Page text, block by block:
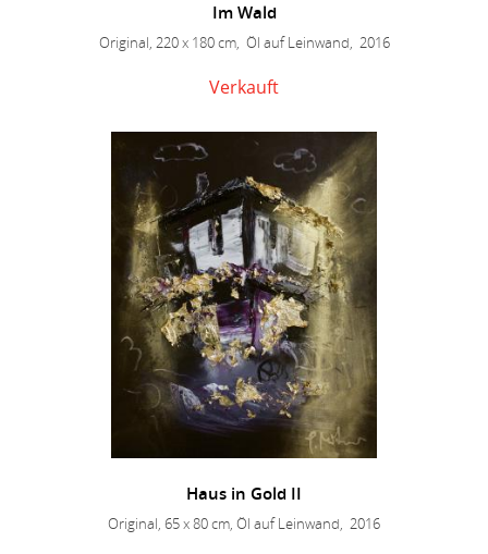
Im Wald
Original, 220 x 180 cm, Öl auf Leinwand, 2016
Verkauft
Haus in Gold II
Original, 65 x 80 cm, Öl auf Leinwand, 2016